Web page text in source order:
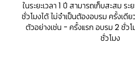
ในระยะเวลา 1 ปี สามารถเก็บสะสม ร
ชั่วโมงได้ ไม่จำเป็นต้องอบรม ครั้งเดี
ตัวอย่างเช่น - ครั้งแรก อบรม 2 ชั่วโ
ชั่วโมง